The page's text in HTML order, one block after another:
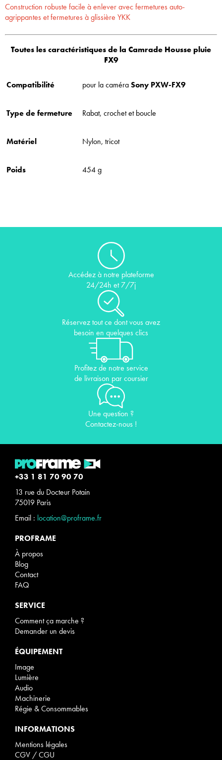
Construction robuste facile à enlever avec fermetures auto-
agrippantes et fermetures à glissière YKK
Toutes les caractéristiques de la Camrade Housse pluie
FX9
Compatibilité pour la caméraSony PXW-FX9
Type de fermeture Rabat, crochet et boucle
Matériel Nylon, tricot
Poids 454 g
Accédez à notre plateforme
24/24h et 7/7j
Réservez tout ce dont vous avez
besoin en quelques clics
Profitez de notre service
de livraison par coursier
Une question ?
Contactez-nous !
+33 1 81 70 90 70
13 rue du Docteur Potain
75019 Paris
Email : location@proframe.fr
PROFRAME
À propos
Blog
Contact
FAQ
SERVICE
Comment ça marche ?
Demander un devis
ÉQUIPEMENT
Image
Lumière
Audio
Machinerie
Régie & Consommables
INFORMATIONS
Mentions légales
CGV / CGU